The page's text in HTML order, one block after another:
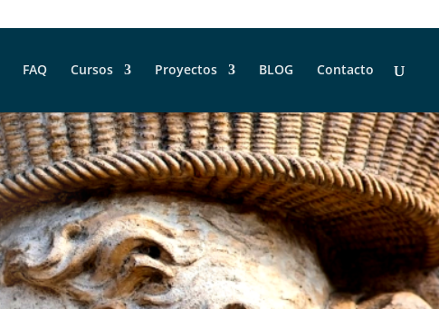
FAQ Cursos Proyectos BLOG Contacto